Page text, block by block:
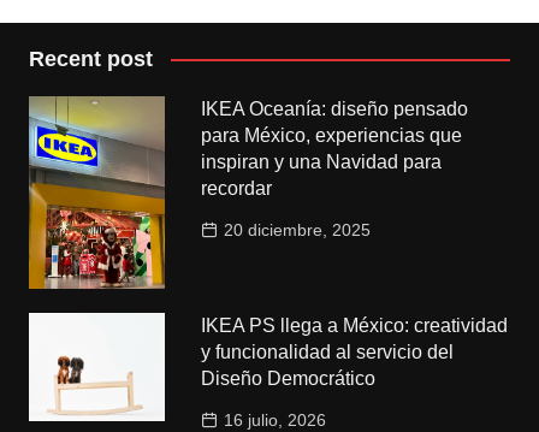
Recent post
IKEA Oceanía: diseño pensado
para México, experiencias que
inspiran y una Navidad para
recordar
20 diciembre, 2025
IKEA PS llega a México: creatividad
y funcionalidad al servicio del
Diseño Democrático
16 julio, 2026